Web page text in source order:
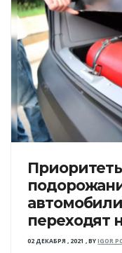
переходят
02 ДЕКАБРЯ , 2021 ,BYIGOR